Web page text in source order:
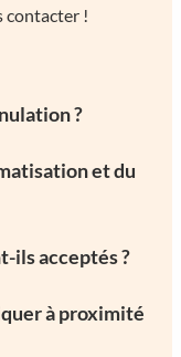
contacter !
?
et du
ils acceptés ?
à proximité